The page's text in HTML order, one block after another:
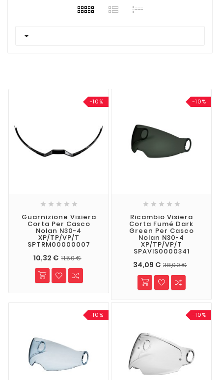

-10%
    
Guarnizione Visiera
Corta Per Casco
Nolan N30-4
XP/TP/VP/T
SPTRM00000007
10,32 € 11,50 €
-10%
    
Ricambio Visiera
Corta Fumé Dark
Green Per Casco
Nolan N30-4
XP/TP/VP/T
SPAVIS0000341
34,09 € 38,00 €
-10% -10%